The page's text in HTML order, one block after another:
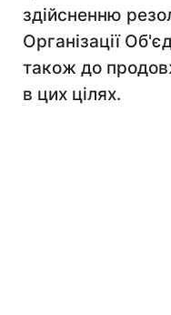
здійсненню
Організації
також до
в цих цілях.